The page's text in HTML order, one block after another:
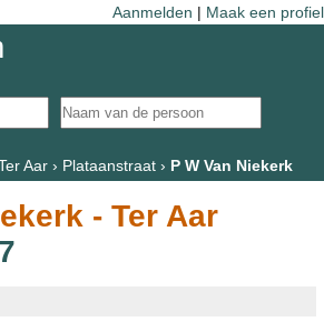
Aanmelden | Maak een profiel
Aar› Plataanstraat› P W Van Niekerk
- Ter Aar